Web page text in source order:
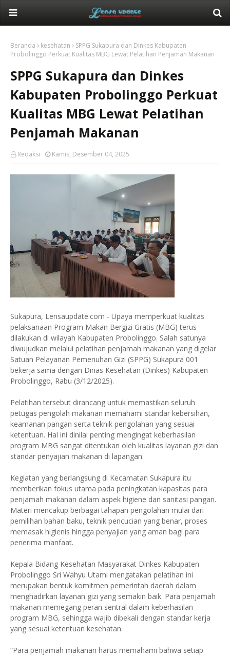
Beranda kesehatan
SPPG Sukapura dan Dinkes Kabupaten
Probolinggo Perkuat Kualitas MBG Lewat Pelatihan Penjamah Makanan
SPPG Sukapura dan Dinkes
Kabupaten Probolinggo Perkuat
Kualitas MBG Lewat Pelatihan
Penjamah Makanan
Redaksi Kamis, Desember 04, 2025
Sukapura, Lensaupdate.com - Upaya memperkuat kualitas
pelaksanaan Program Makan Bergizi Gratis (MBG) terus
dilakukan di wilayah Kabupaten Probolinggo. Salah satunya
diwujudkan melalui pelatihan penjamah makanan yang digelar
Satuan Pelayanan Pemenuhan Gizi (SPPG) Sukapura 001
bekerja sama dengan Dinas Kesehatan (Dinkes) Kabupaten
Probolinggo, Rabu (3/12/2025).
Pelatihan tersebut dirancang untuk memastikan seluruh
petugas pengolah makanan memahami standar kebersihan,
keamanan pangan serta teknik pengolahan yang sesuai
ketentuan. Hal ini dinilai penting mengingat keberhasilan
program MBG sangat ditentukan oleh kualitas layanan gizi dan
standar penyajian makanan di lapangan.
Kegiatan yang berlangsung di Kecamatan Sukapura itu
memberikan fokus utama pada peningkatan kapasitas para
penjamah makanan dalam aspek higiene dan sanitasi pangan.
Materi mencakup berbagai tahapan pengolahan mulai dari
pemilihan bahan baku, teknik pencucian yang benar, proses
memasak higienis hingga penyajian yang aman bagi para
penerima manfaat.
Kepala Bidang Kesehatan Masyarakat Dinkes Kabupaten
Probolinggo Sri Wahyu Utami mengatakan pelatihan ini
merupakan bentuk komitmen pemerintah daerah dalam
menghadirkan layanan gizi yang semakin baik. Para penjamah
makanan memegang peran sentral dalam keberhasilan
program MBG, sehingga wajib dibekali dengan standar kerja
yang sesuai ketentuan kesehatan.
“Para penjamah makanan harus memahami bahwa setiap